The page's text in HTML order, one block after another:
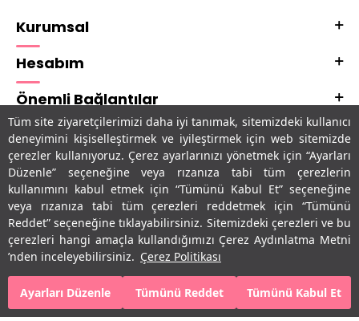
Tüm site ziyaretçilerimizi daha iyi tanımak, sitemizdeki kullanıcı
deneyimini kişiselleştirmek ve iyileştirmek için web sitemizde
çerezler kullanıyoruz. Çerez ayarlarınızı yönetmek için “Ayarları
Düzenle” seçeneğine veya rızanıza tabi tüm çerezlerin
kullanımını kabul etmek için “Tümünü Kabul Et” seçeneğine
veya rızanıza tabi tüm çerezleri reddetmek için “Tümünü
Reddet” seçeneğine tıklayabilirsiniz. Sitemizdeki çerezleri ve bu
çerezleri hangi amaçla kullandığımızı Çerez Aydınlatma Metni
’nden inceleyebilirsiniz. Çerez Politikası
Ayarları Düzenle Tümünü Reddet Tümünü Kabul Et
Kurumsal
Hesabım
Önemli Bağlantılar
Adres & İletişim
Uygulamalarımız